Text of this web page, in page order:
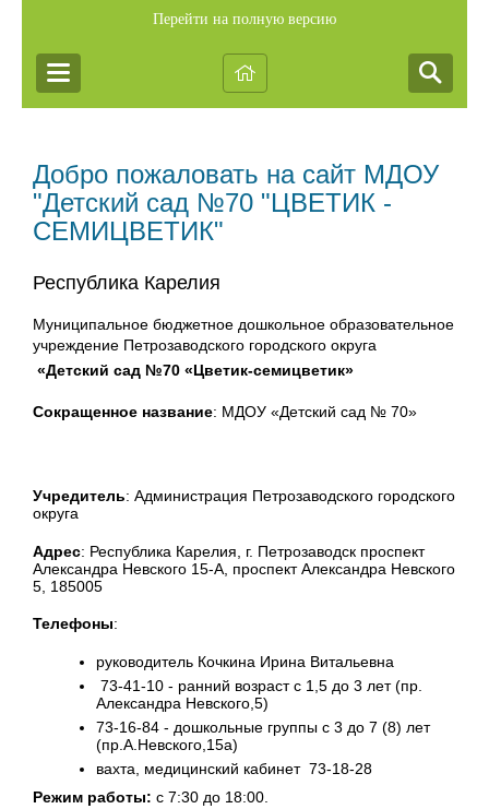
Перейти на полную версию
Добро пожаловать на сайт МДОУ
"Детский сад №70 "ЦВЕТИК -
СЕМИЦВЕТИК"
Республика Карелия
Муниципальное бюджетное дошкольное образовательное
учреждение Петрозаводского городского округа
«Детский сад №70 «Цветик-семицветик»
Cокращенное название: МДОУ «Детский сад № 70»
Учредитель: Администрация Петрозаводского городского
округа
Адрес: Республика Карелия, г. Петрозаводск проспект
Александра Невского 15-А, проспект Александра Невского
5, 185005
Телефоны:
руководитель Кочкина Ирина Витальевна
73-41-10 - ранний возраст с 1,5 до 3 лет (пр.
Александра Невского,5)
73-16-84 - дошкольные группы с 3 до 7 (8) лет
(пр.А.Невского,15а)
вахта, медицинский кабинет 73-18-28
Режим работы: с 7:30 до 18:00.